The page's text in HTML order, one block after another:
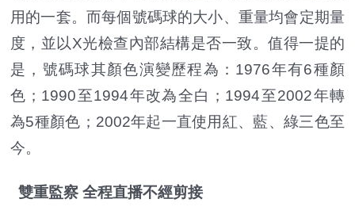
用的一套。而每個號碼球的大小、重量均會定期量
度，並以X光檢查內部結構是否一致。值得一提的
是，號碼球其顏色演變歷程為：1976年有6種顏
色；1990至1994年改為全白；1994至2002年轉
為5種顏色；2002年起一直使用紅、藍、綠三色至
今。
雙重監察 全程直播不經剪接